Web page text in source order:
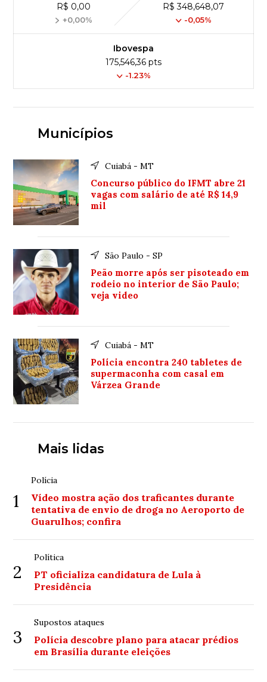
R$ 0,00
+0,00%
R$ 348,648,07
-0,05%
Ibovespa
175,546,36 pts
-1.23%
Municípios
Cuiabá - MT
Concurso público do IFMT abre 21
vagas com salário de até R$ 14,9
mil
São Paulo - SP
Peão morre após ser pisoteado em
rodeio no interior de São Paulo;
veja video
Cuiabá - MT
Polícia encontra 240 tabletes de
supermaconha com casal em
Várzea Grande
Mais lidas
1
Polícia
Vídeo mostra ação dos traficantes durante
tentativa de envio de droga no Aeroporto de
Guarulhos; confira
2
Política
PT oficializa candidatura de Lula à
Presidência
3
Supostos ataques
Polícia descobre plano para atacar prédios
em Brasília durante eleições